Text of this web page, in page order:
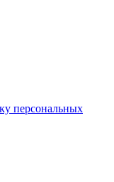
персональных